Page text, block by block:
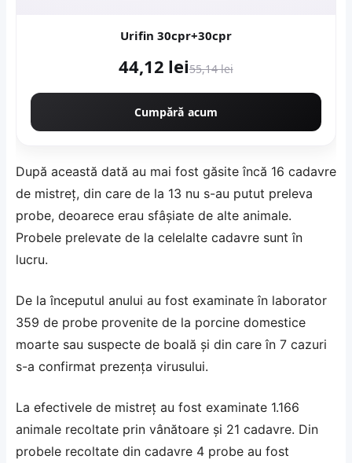
Urifin 30cpr+30cpr
44,12 lei55,14 lei
Cumpără acum
După această dată au mai fost găsite încă 16 cadavre
de mistreț, din care de la 13 nu s-au putut preleva
probe, deoarece erau sfâșiate de alte animale.
Probele prelevate de la celelalte cadavre sunt în
lucru.
De la începutul anului au fost examinate în laborator
359 de probe provenite de la porcine domestice
moarte sau suspecte de boală și din care în 7 cazuri
s-a confirmat prezența virusului.
La efectivele de mistreț au fost examinate 1.166
animale recoltate prin vânătoare și 21 cadavre. Din
probele recoltate din cadavre 4 probe au fost